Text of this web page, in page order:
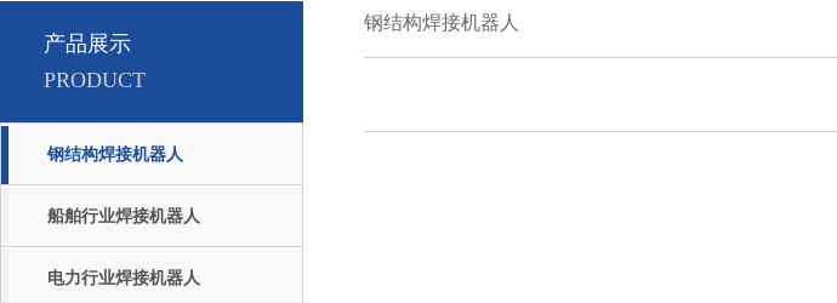
产品展示
PRODUCT
钢结构焊接机器人
船舶行业焊接机器人
电力行业焊接机器人
钢结构焊接机器人